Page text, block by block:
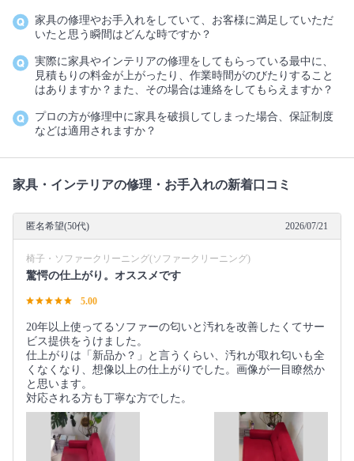
家具の修理やお手入れをしていて、お客様に満足していただ
いたと思う瞬間はどんな時ですか？
実際に家具やインテリアの修理をしてもらっている最中に、
見積もりの料金が上がったり、作業時間がのびたりすること
はありますか？また、その場合は連絡をしてもらえますか？
プロの方が修理中に家具を破損してしまった場合、保証制度
などは適用されますか？
家具・インテリアの修理・お手入れの新着口コミ
匿名希望(50代) 2026/07/21
椅子・ソファークリーニング(ソファークリーニング)
驚愕の仕上がり。オススメです
5.00
20年以上使ってるソファーの匂いと汚れを改善したくてサー
ビス提供をうけました。
仕上がりは「新品か？」と言うくらい、汚れが取れ匂いも全
くなくなり、想像以上の仕上がりでした。画像が一目瞭然か
と思います。
対応される方も丁寧な方でした。